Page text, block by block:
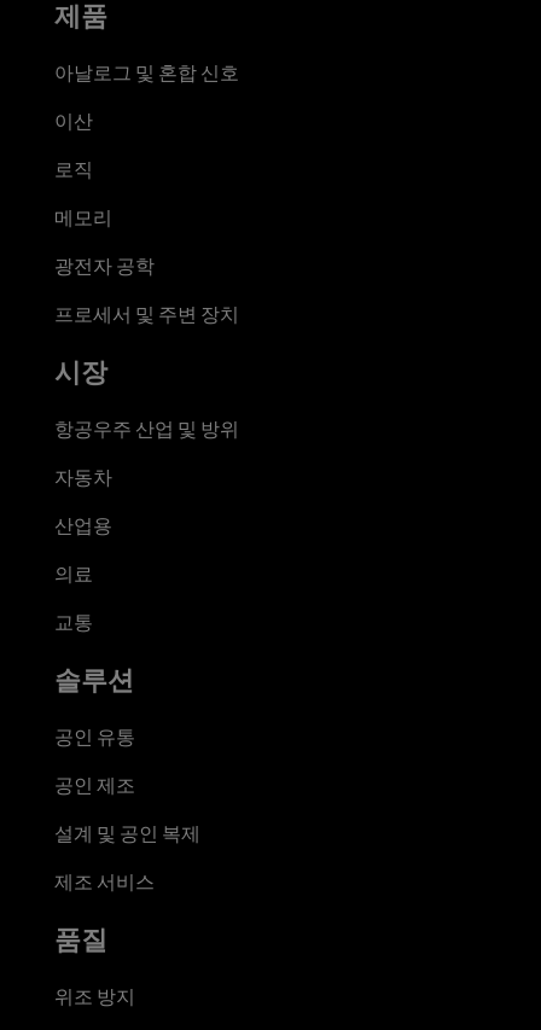
제품
아날로그 및 혼합 신호
이산
로직
메모리
광전자 공학
프로세서 및 주변 장치
시장
항공우주 산업 및 방위
자동차
산업용
의료
교통
솔루션
공인 유통
공인 제조
설계 및 공인 복제
제조 서비스
품질
위조 방지